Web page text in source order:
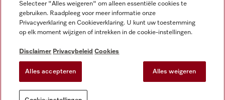
Privacybeleid
Gebruiksvoorwaarden
Toegankelijkheidsverklaring
Digital Services Act
Cookie-instellingen
Selecteer "Alles weigeren" om alleen essentiële cookies te
gebruiken. Raadpleeg voor meer informatie onze
Privacyverklaring en Cookieverklaring. U kunt uw toestemming
op elk moment wijzigen of intrekken in de cookie-instellingen.
Disclaimer Privacybeleid Cookies
Alles accepteren Alles weigeren